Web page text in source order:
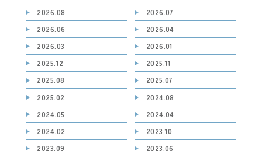
2026.08
2026.07
2026.06
2026.04
2026.03
2026.01
2025.12
2025.11
2025.08
2025.07
2025.02
2024.08
2024.05
2024.04
2024.02
2023.10
2023.09
2023.06